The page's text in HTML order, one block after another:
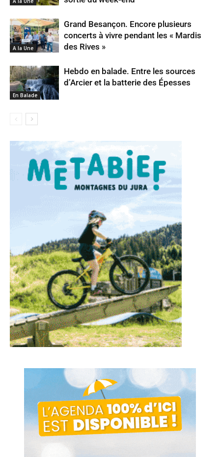
A la Une
Grand Besançon. Encore plusieurs
concerts à vivre pendant les « Mardis
des Rives »
En Balade
Hebdo en balade. Entre les sources
d’Arcier et la batterie des Épesses